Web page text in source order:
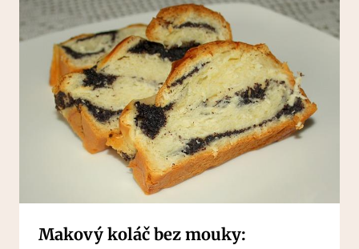
Makový koláč bez mouky: